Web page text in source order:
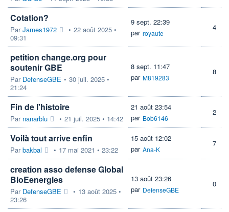
Cotation?
ParJames1972 • 22 août 2025 •
09:31
9 sept. 22:39
par royaute
4
petition change.org pour
soutenir GBE
Par DefenseGBE • 30 juil. 2025 •
21:24
8 sept. 11:47
par M819283
8
Fin de l'histoire
Par nanarblu • 21 juil. 2025 • 14:42
21 août 23:54
par Bob6146
2
Voilà tout arrive enfin
Parbakbal • 17 mai 2021 • 23:22
15 août 12:02
par Ana-K
7
creation asso defense Global
BioEenergies
Par DefenseGBE • 13 août 2025 •
23:26
13 août 23:26
par DefenseGBE
0